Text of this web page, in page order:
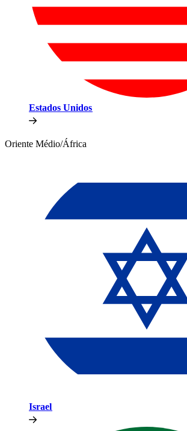
Estados Unidos​​
Oriente Médio/África​​
Israel​​